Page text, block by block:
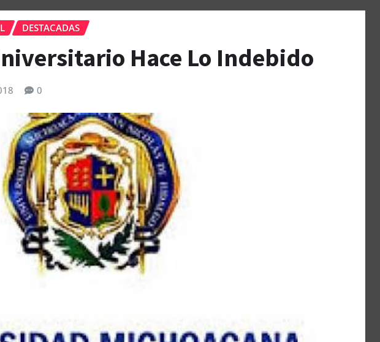
DESTACADAS
Hace Lo Indebido
0